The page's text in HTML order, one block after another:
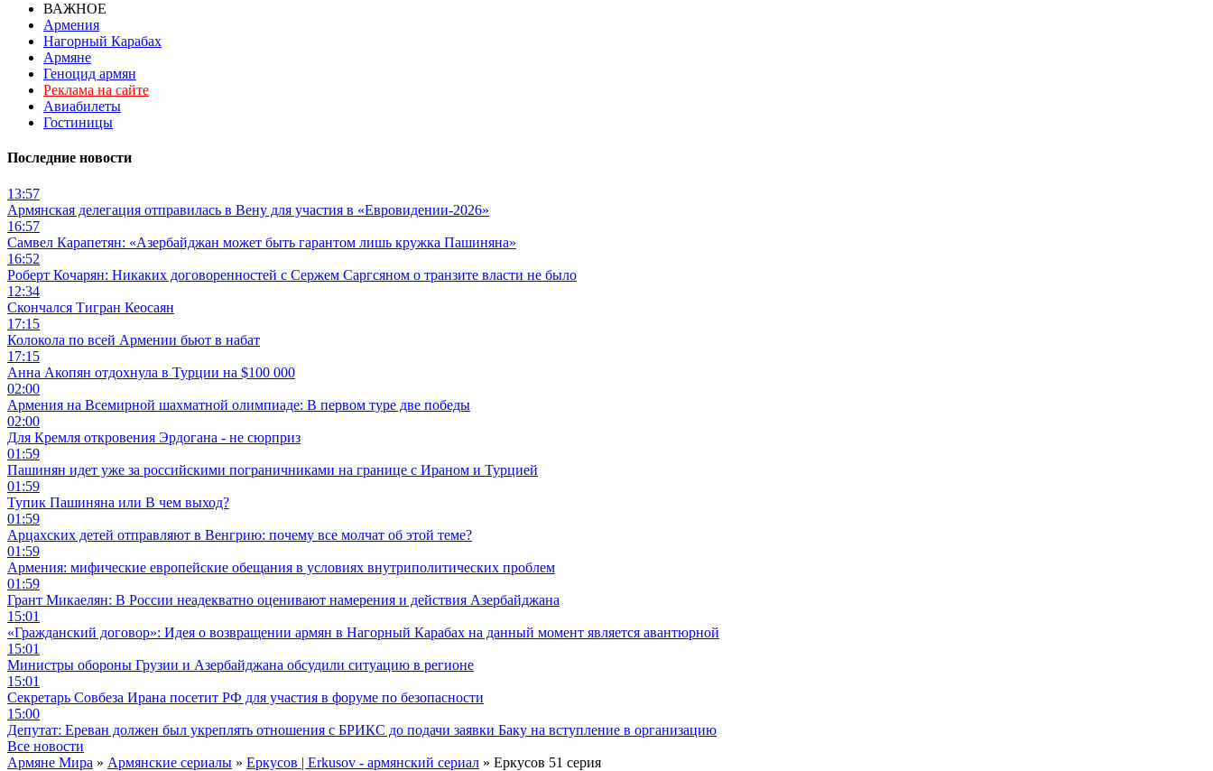
ВАЖНОЕ
Армения
Нагорный Карабах
Армяне
Геноцид армян
Реклама на сайте
Авиабилеты
Гостиницы
Последние новости
13:57
Армянская делегация отправилась в Вену для участия в «Евровидении-2026»
16:57
Самвел Карапетян: «Азербайджан может быть гарантом лишь кружка Пашиняна»
16:52
Роберт Кочарян: Никаких договоренностей с Сержем Саргсяном о транзите власти не было
12:34
Скончался Тигран Кеосаян
17:15
Колокола по всей Армении бьют в набат
17:15
Анна Акопян отдохнула в Турции на $100 000
02:00
Армения на Всемирной шахматной олимпиаде: В первом туре две победы
02:00
Для Кремля откровения Эрдогана - не сюрприз
01:59
Пашинян идет уже за российскими пограничниками на границе с Ираном и Турцией
01:59
Тупик Пашиняна или В чем выход?
01:59
Арцахских детей отправляют в Венгрию: почему все молчат об этой теме?
01:59
Армения: мифические европейские обещания в условиях внутриполитических проблем
01:59
Грант Микаелян: В России неадекватно оценивают намерения и действия Азербайджана
15:01
«Гражданский договор»: Идея о возвращении армян в Нагорный Карабах на данный момент является авантюрной
15:01
Министры обороны Грузии и Азербайджана обсудили ситуацию в регионе
15:01
Секретарь Совбеза Ирана посетит РФ для участия в форуме по безопасности
15:00
Депутат: Ереван должен был укреплять отношения с БРИКС до подачи заявки Баку на вступление в организацию
Все новости
Армяне Мира » Армянские сериалы » Еркусов | Erkusov - армянский сериал » Еркусов 51 серия